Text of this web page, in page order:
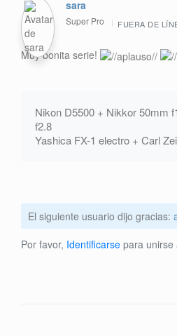
sara
Super Pro FUERA DE
Muy bonita serie!
Nikon D5500 + Nikkor 50mm
f2.8
Yashica FX-1 electro + Carl
El siguiente usuario dijo gracias:
Por favor, Identificarse para unirse